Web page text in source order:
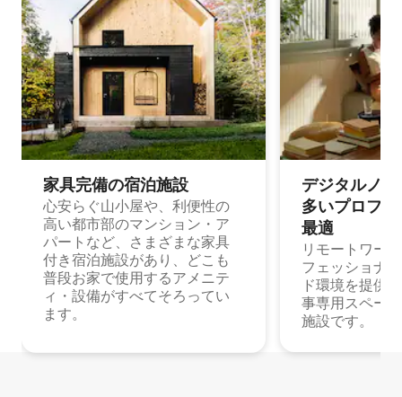
家具完備の宿⁠泊⁠施⁠設
心安らぐ山小屋や、利便性の
高い都市部のマンション・ア
パートなど、さまざまな家具
付き宿泊施設があり、どこも
普段お家で使用するアメニテ
ィ・設備がすべてそろってい
ます。
デジタルノ
多⁠いプ⁠ロ⁠フ⁠
最⁠適
リモートワー
フェッショナ
ド環境を提供
事専用スペー
施設です。